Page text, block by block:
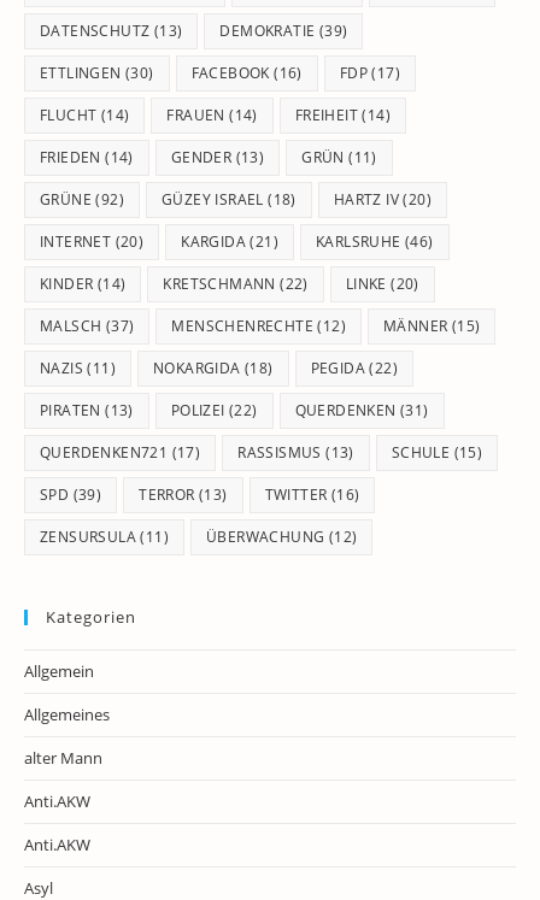
DATENSCHUTZ (13) DEMOKRATIE (39)
ETTLINGEN (30) FACEBOOK (16) FDP(17)
FLUCHT (14) FRAUEN (14) FREIHEIT(14)
FRIEDEN (14) GENDER (13) GRÜN (11)
GRÜNE (92) GÜZEY ISRAEL (18) HARTZ IV(20)
INTERNET (20) KARGIDA(21) KARLSRUHE (46)
KINDER (14) KRETSCHMANN (22) LINKE (20)
MALSCH (37) MENSCHENRECHTE (12) MÄNNER (15)
NAZIS (11) NOKARGIDA (18) PEGIDA(22)
PIRATEN (13) POLIZEI (22) QUERDENKEN (31)
QUERDENKEN721 (17) RASSISMUS (13) SCHULE (15)
SPD (39) TERROR (13) TWITTER (16)
ZENSURSULA(11) ÜBERWACHUNG (12)
Kategorien
Allgemein
Allgemeines
alter Mann
Anti.AKW
Anti.AKW
Asyl